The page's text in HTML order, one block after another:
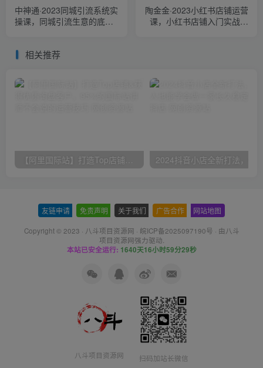
中神通·2023同城引流系统实
操课，同城引流生意的底层
陶金金·2023小红书店铺运营
课，小红书店铺入门实战教
相关推荐
【阿里国际站】打造Top店铺&获得优质询盘客户，​95%的国际站讲师不会说的运营技巧
友链申请 免责声明 关于我们 广告合作 网站地图
Copyright © 2023 · 八斗项目资源网 · 皖ICP备2025097190号 · 由八斗
项目资源网强力驱动.
本站已安全运行: 1640天16小时59分29秒
八斗项目资源网 扫码加站长微信